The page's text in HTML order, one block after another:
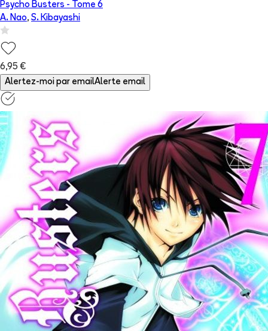
Psycho Busters - Tome 6
A. Nao, S. Kibayashi
6,95 €
Alertez-moi par emailAlerte email